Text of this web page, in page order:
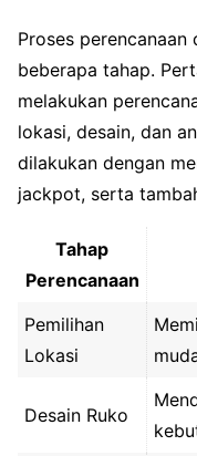
Proses
beberapa tahap.
melakukan
lokasi, desain, dan
dilakukan dengan
jackpot, serta
Tahap
Perencanaan
Pemilihan
Lokasi
Desain Ruko